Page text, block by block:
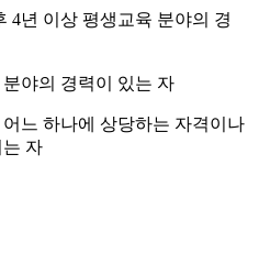
4년 이상 평생교육 분야의 경
야의 경력이 있는 자
느 하나에 상당하는 자격이나
자